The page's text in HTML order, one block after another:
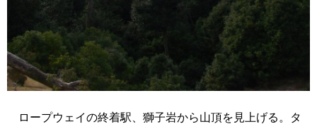
ロープウェイの終着駅、獅子岩から山頂を見上げる。タ